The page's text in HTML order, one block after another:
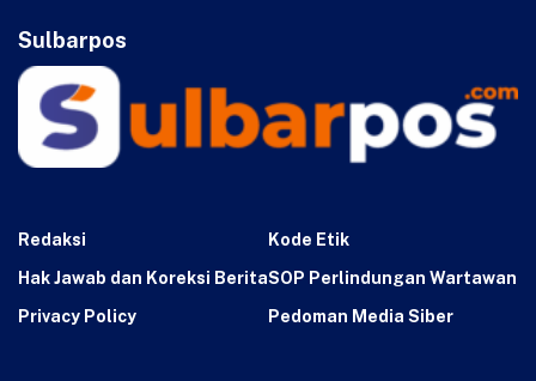
Sulbarpos
Redaksi
Kode Etik
Hak Jawab dan Koreksi BeritaSOP Perlindungan Wartawan
Privacy Policy
Pedoman Media Siber